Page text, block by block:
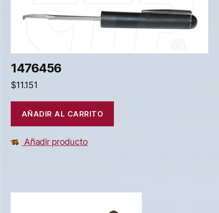
1476456
$11.151
AÑADIR AL CARRITO
Añadir producto